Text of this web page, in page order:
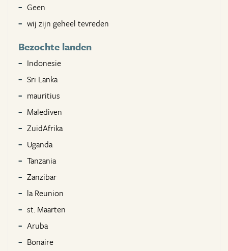
Geen
wij zijn geheel tevreden
Bezochte landen
Indonesie
Sri Lanka
mauritius
Malediven
ZuidAfrika
Uganda
Tanzania
Zanzibar
la Reunion
st. Maarten
Aruba
Bonaire